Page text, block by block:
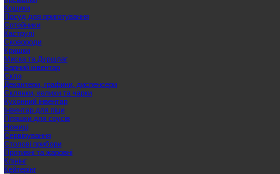
Кошики
Посуд для приготування
Сотейники
Каструлі
Сковороди
Кришки
Миска та Дуршлаг
Барний інвентар
Скло
Декантери, графини, диспенсери
Склянки, келихи та чарки
Кухонний інвентар
Інвентар для піци
Пляшки для соусів
Ножиці
Сервірування
Cтолові прибори
Противні та жаровні
Клінінг
Кейтерінг